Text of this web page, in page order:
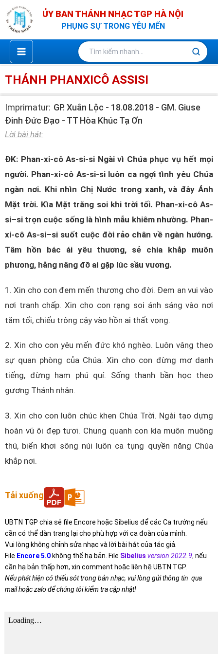
Nhảy
tới
nội
dung
ỦY BAN THÁNH NHẠC TGP HÀ NỘI
PHỤNG SỰ TRONG YÊU MẾN
THÁNH PHANXICÔ ASSISI
Imprimatur: GP. Xuân Lộc - 18.08.2018 - GM. Giuse
Đinh Đức Đạo - TT Hòa Khúc Tạ Ơn
Lời bài hát:
ĐK: Phan-xi-cô As-si-si Ngài vì Chúa phục vụ hết mọi
người. Phan-xi-cô As-si-si luôn ca ngợi tình yêu Chúa
ngàn nơi. Khi nhìn Chị Nước trong xanh, và đây Ánh
Mặt trời. Kìa Mặt trăng soi khi trời tối. Phan-xi-cô As-
si–si trọn cuộc sống là hình mẫu khiêm nhường. Phan-
xi-cô As-si–si suốt cuộc đời rảo chân về ngàn hướng.
Tâm hồn bác ái yêu thương, sẻ chia khắp muôn
phương, hằng nâng đỡ ai gặp lúc sầu vương.
1. Xin cho con đem mến thương cho đời. Đem an vui vào
nơi tranh chấp. Xin cho con rạng soi ánh sáng vào nơi
tăm tối, chiếu trông cậy vào hồn ai thất vọng.
2. Xin cho con yêu mến đức khó nghèo. Luôn vâng theo
sự quan phòng của Chúa. Xin cho con đừng mơ danh
tiếng, đừng ham phú quí. Sống thanh bần học theo
gương Thánh nhân.
3. Xin cho con luôn chúc khen Chúa Trời. Ngài tạo dựng
hoàn vũ ôi đẹp tươi. Chung quanh con kìa muôn muông
thú, biển khơi sông núi luôn ca tụng quyền năng Chúa
khắp nơi.
Tải xuống
UBTN TGP chia sẻ file Encore hoặc Sibelius để các Ca trưởng nếu
cần có thể dàn trang lại cho phù hợp với ca đoàn của mình.
Vui lòng không chỉnh sửa nhạc và lời bài hát của tác giả.
File Encore 5.0 không thể hạ bản. File Sibelius version 2022.9, nếu
cần hạ bản thấp hơn, xin comment hoặc liên hệ UBTN TGP.
Nếu phát hiện có thiếu sót trong bản nhạc, vui lòng gửi thông tin qua
mail hoặc zalo để chúng tôi kiểm tra cập nhật!